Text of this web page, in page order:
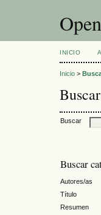
INICIO
Inicio >
Buscar
Buscar
Buscar
Autores/as
Título
Resumen